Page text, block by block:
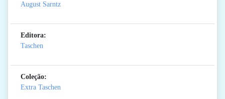
August Sarntz
Editora:
Taschen
Coleção:
Extra Taschen